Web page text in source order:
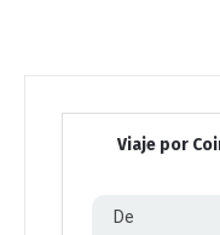
Viaje por